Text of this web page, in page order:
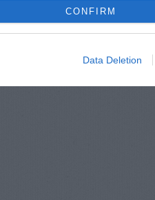
CONFIRM
Data Deletion